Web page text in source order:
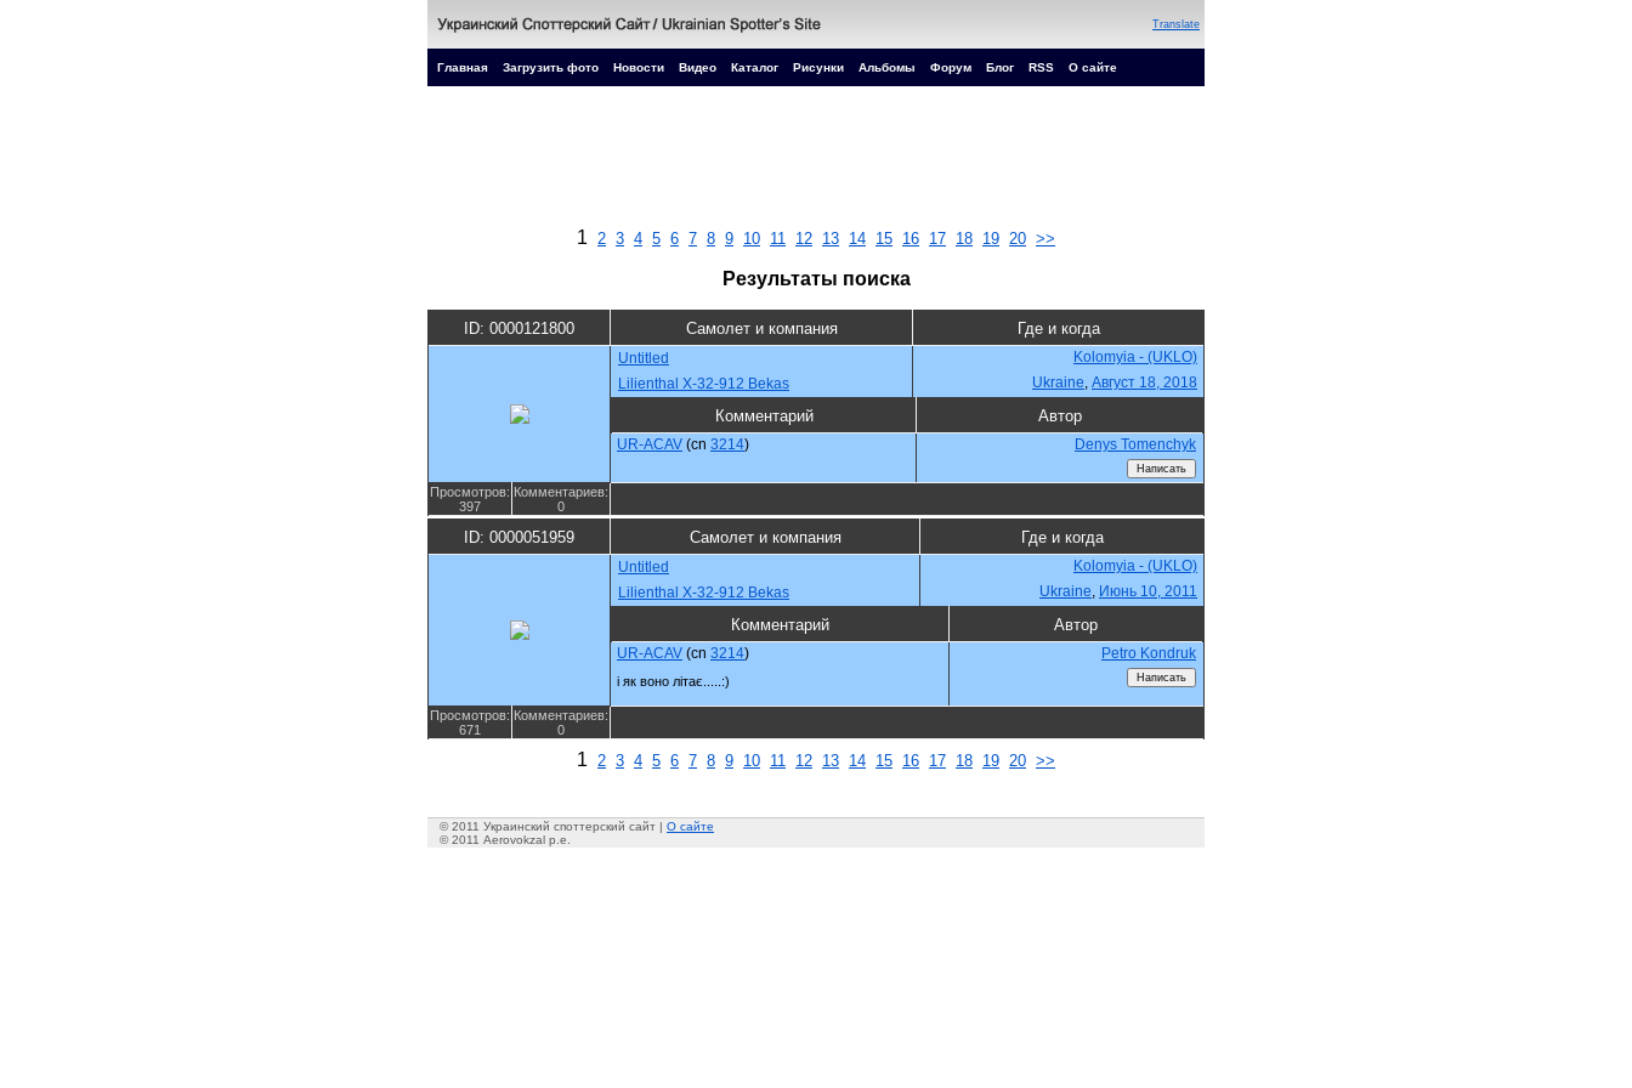
Translate
Главная Загрузить фото Новости Видео Каталог Рисунки Альбомы Форум Блог RSS О сайте
1 2 3 4 5 6 7 8 9 10 11 12 13 14 15 16 17 18 19 20 >>
Результаты поиска
ID: 0000121800 Самолет и компания Где и когда
Untitled
Kolomyia - (UKLO)
Lilienthal X-32-912 Bekas
Ukraine, Август 18, 2018
Комментарий Автор
UR-ACAV (cn 3214) Denys Tomenchyk
Просмотров:
397
Комментариев:
0
ID: 0000051959 Самолет и компания Где и когда
Untitled
Kolomyia - (UKLO)
Lilienthal X-32-912 Bekas
Ukraine, Июнь 10, 2011
Комментарий Автор
UR-ACAV (cn 3214)
і як воно літає.....:)
Petro Kondruk
Просмотров:
671
Комментариев:
0
1 2 3 4 5 6 7 8 9 10 11 12 13 14 15 16 17 18 19 20 >>
© 2011 Украинский споттерский сайт | О сайте
© 2011 Aerovokzal p.e.